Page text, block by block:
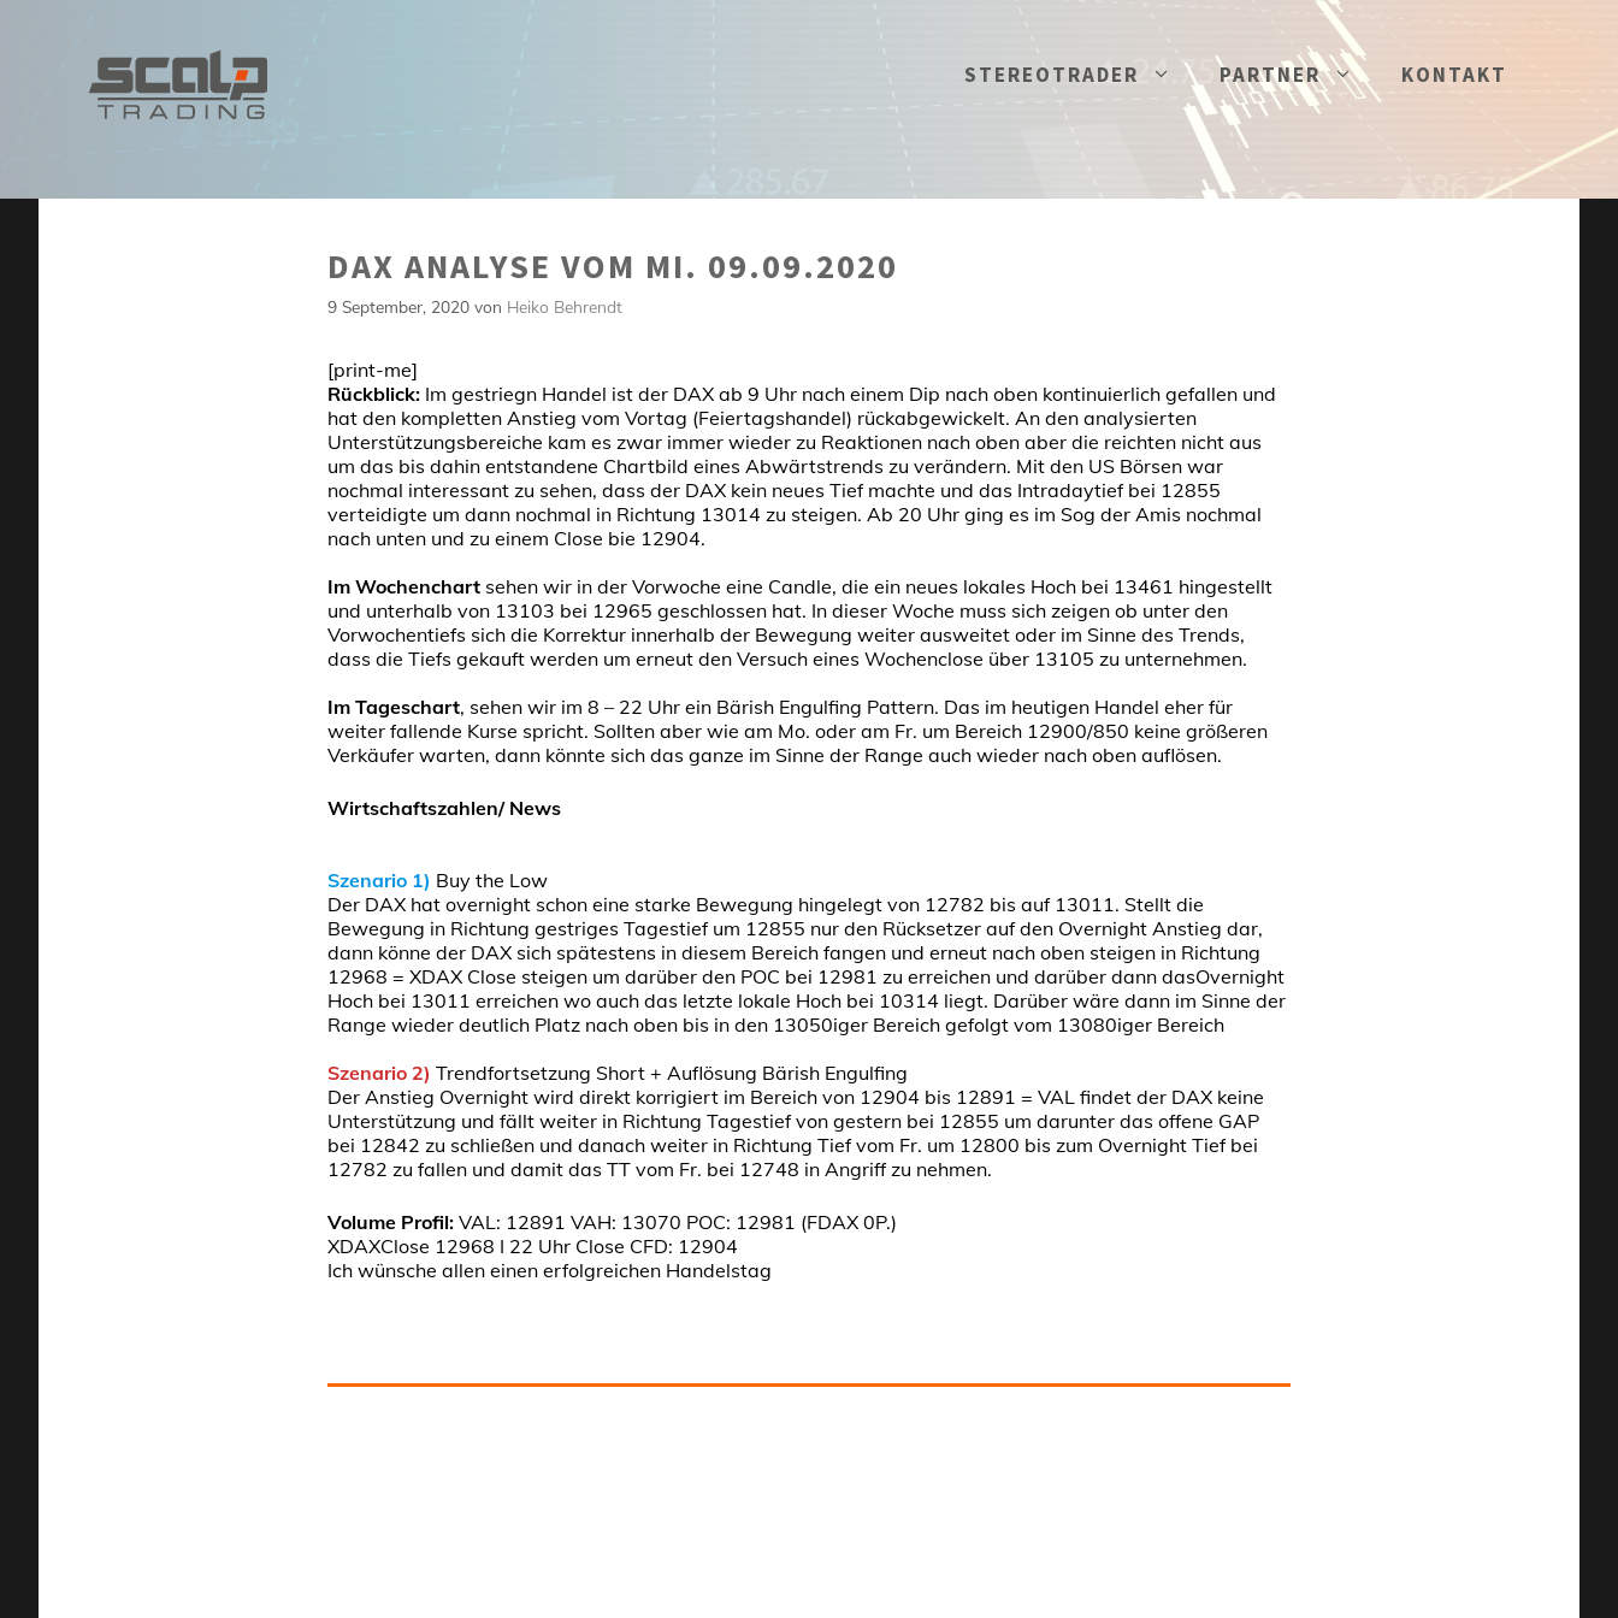
STEREOTRADER PARTNER KONTAKT
DAX ANALYSE VOM MI. 09.09.2020
9 September, 2020 von Heiko Behrendt
[print-me]
Rückblick: Im gestriegn Handel ist der DAX ab 9 Uhr nach einem Dip nach oben kontinuierlich gefallen und
hat den kompletten Anstieg vom Vortag (Feiertagshandel) rückabgewickelt. An den analysierten
Unterstützungsbereiche kam es zwar immer wieder zu Reaktionen nach oben aber die reichten nicht aus
um das bis dahin entstandene Chartbild eines Abwärtstrends zu verändern. Mit den US Börsen war
nochmal interessant zu sehen, dass der DAX kein neues Tief machte und das Intradaytief bei 12855
verteidigte um dann nochmal in Richtung 13014 zu steigen. Ab 20 Uhr ging es im Sog der Amis nochmal
nach unten und zu einem Close bie 12904.
Im Wochenchart sehen wir in der Vorwoche eine Candle, die ein neues lokales Hoch bei 13461 hingestellt
und unterhalb von 13103 bei 12965 geschlossen hat. In dieser Woche muss sich zeigen ob unter den
Vorwochentiefs sich die Korrektur innerhalb der Bewegung weiter ausweitet oder im Sinne des Trends,
dass die Tiefs gekauft werden um erneut den Versuch eines Wochenclose über 13105 zu unternehmen.
Im Tageschart, sehen wir im 8 – 22 Uhr ein Bärish Engulfing Pattern. Das im heutigen Handel eher für
weiter fallende Kurse spricht. Sollten aber wie am Mo. oder am Fr. um Bereich 12900/850 keine größeren
Verkäufer warten, dann könnte sich das ganze im Sinne der Range auch wieder nach oben auflösen.
Wirtschaftszahlen/ News
Szenario 1) Buy the Low
Der DAX hat overnight schon eine starke Bewegung hingelegt von 12782 bis auf 13011. Stellt die
Bewegung in Richtung gestriges Tagestief um 12855 nur den Rücksetzer auf den Overnight Anstieg dar,
dann könne der DAX sich spätestens in diesem Bereich fangen und erneut nach oben steigen in Richtung
12968 = XDAX Close steigen um darüber den POC bei 12981 zu erreichen und darüber dann dasOvernight
Hoch bei 13011 erreichen wo auch das letzte lokale Hoch bei 10314 liegt. Darüber wäre dann im Sinne der
Range wieder deutlich Platz nach oben bis in den 13050iger Bereich gefolgt vom 13080iger Bereich
Szenario 2) Trendfortsetzung Short + Auflösung Bärish Engulfing
Der Anstieg Overnight wird direkt korrigiert im Bereich von 12904 bis 12891 = VAL findet der DAX keine
Unterstützung und fällt weiter in Richtung Tagestief von gestern bei 12855 um darunter das offene GAP
bei 12842 zu schließen und danach weiter in Richtung Tief vom Fr. um 12800 bis zum Overnight Tief bei
12782 zu fallen und damit das TT vom Fr. bei 12748 in Angriff zu nehmen.
Volume Profil: VAL: 12891 VAH: 13070 POC: 12981 (FDAX 0P.)
XDAXClose 12968 I 22 Uhr Close CFD: 12904
Ich wünsche allen einen erfolgreichen Handelstag